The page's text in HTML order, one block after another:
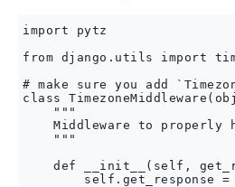
import pytz
from django.utils import
# make sure you add
class
    """
Middleware to properly
    """
def __init__(self,
self.get_response =